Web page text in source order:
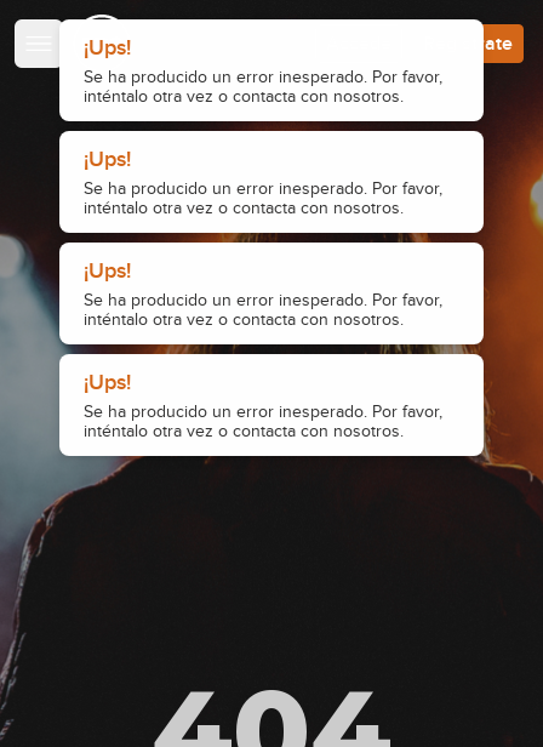
¡Ups!
Se ha producido un error inesperado. Por favor,
inténtalo otra vez o contacta con nosotros.
¡Ups!
Se ha producido un error inesperado. Por favor,
inténtalo otra vez o contacta con nosotros.
¡Ups!
Se ha producido un error inesperado. Por favor,
inténtalo otra vez o contacta con nosotros.
¡Ups!
Se ha producido un error inesperado. Por favor,
inténtalo otra vez o contacta con nosotros.
Regístrate
Escuela de Guitarristas